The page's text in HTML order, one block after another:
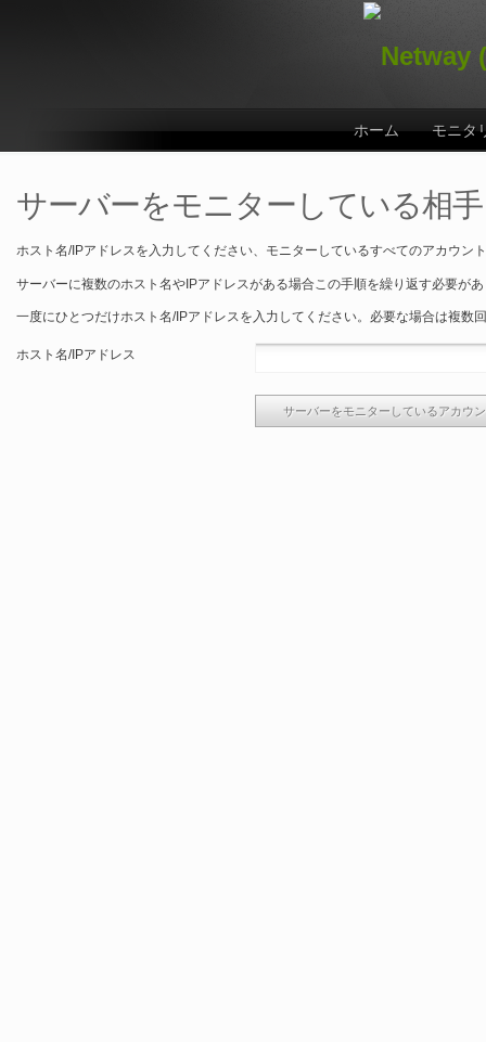
ホーム モニタ
サーバーをモニターしている相
ホスト名/IPアドレスを入力してください、モニターしているすべてのアカウン
サーバーに複数のホスト名やIPアドレスがある場合この手順を繰り返す必要が
一度にひとつだけホスト名/IPアドレスを入力してください。必要な場合は複数
ホスト名/IPアドレス